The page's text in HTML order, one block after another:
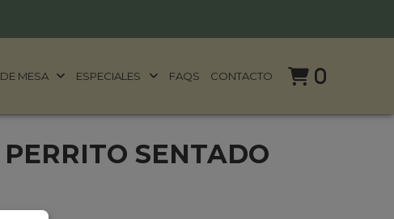
MESA ESPECIALES FAQS CONTACTO 0
SENTADO